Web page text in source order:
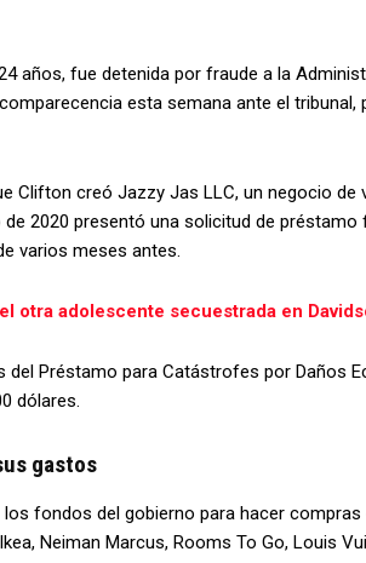
años, fue detenida por fraude a la
esta semana ante el tribunal,
Clifton creó Jazzy Jas LLC, un negocio de
2020 presentó una solicitud de préstamo
varios meses antes.
otra adolescente secuestrada en
del Préstamo para Catástrofes por Daños
dólares.
gastos
fondos del gobierno para hacer
Neiman Marcus, Rooms To Go, Louis